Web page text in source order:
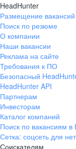
HeadHunter
Размещение вакансий
Поиск по резюме
О компании
Наши вакансии
Реклама на сайте
Требования к ПО
Безопасный
HeadHunter API
Партнерам
Инвесторам
Каталог компаний
Поиск по вакансиям в
Сетка: соцсеть для
Соискателям